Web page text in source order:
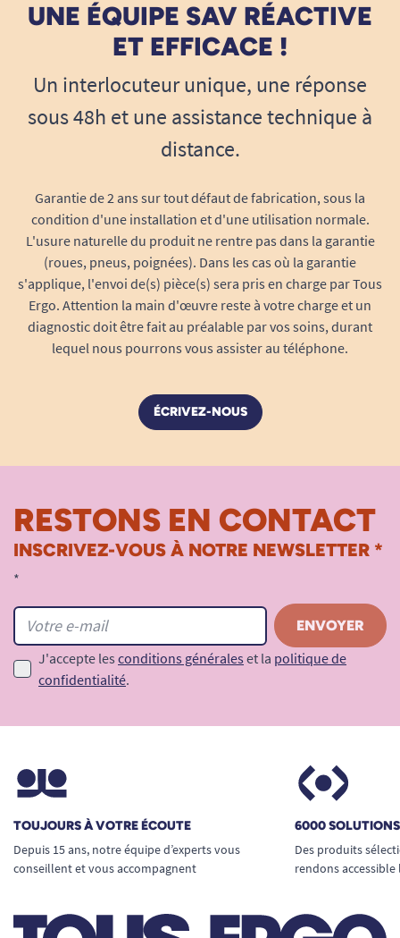
N. Eliane
23/02/2025
Très pratique !
2 3 5
UNE ÉQUIPE SAV RÉACTIVE
ET EFFICACE !
Un interlocuteur unique, une réponse
sous 48h et une assistance technique à
distance.
Garantie de 2 ans sur tout défaut de fabrication, sous la
condition d'une installation et d'une utilisation normale.
L'usure naturelle du produit ne rentre pas dans la garantie
(roues, pneus, poignées). Dans les cas où la garantie
s'applique, l'envoi de(s) pièce(s) sera pris en charge par Tous
Ergo. Attention la main d'œuvre reste à votre charge et un
diagnostic doit être fait au préalable par vos soins, durant
lequel nous pourrons vous assister au téléphone.
ÉCRIVEZ-NOUS
RESTONS EN CONTACT
INSCRIVEZ-VOUS À NOTRE NEWSLETTER *
*
J'accepte les conditions générales et la politique de
confidentialité.
TOUJOURS À VOTRE ÉCOUTE
Depuis 15 ans, notre équipe d’experts vous
conseillent et vous accompagnent
6000
Des produits
rendons